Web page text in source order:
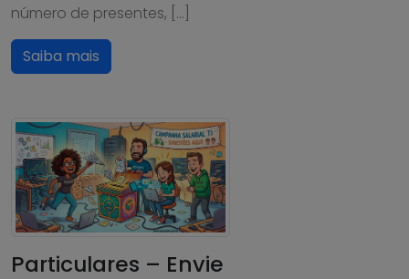
número de presentes, […]
Saiba mais
Particulares – Envie